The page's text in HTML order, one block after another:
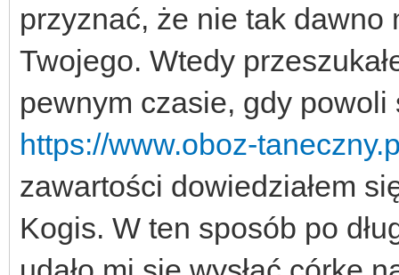
przyznać, że nie tak dawno
Twojego. Wtedy
pewnym czasie, gdy powoli
https://www.oboz-
zawartości dowiedziałem
Kogis. W ten sposób po